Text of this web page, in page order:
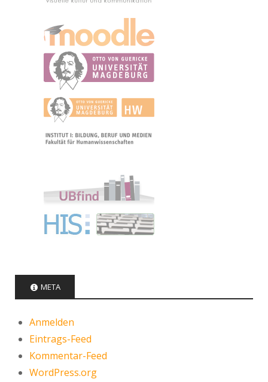
META
Anmelden
Eintrags-Feed
Kommentar-Feed
WordPress.org